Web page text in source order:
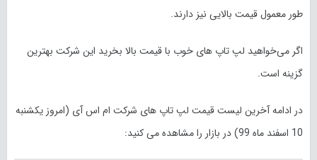
طور معمول قیمت بالایی نیز دارند.
اگر می‌خواهید لپ تاپ های خوب با قیمت بالا بخرید این شرکت بهترین
گزینه است.
در ادامه آخرین لیست قیمت لپ تاپ های شرکت ام اس آی (امروز یکشنبه
10 اسفند
ماه 99) در بازار را مشاهده می کنید: